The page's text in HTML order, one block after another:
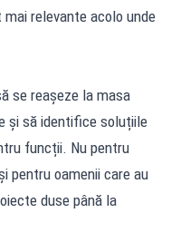
relevante acolo unde
se reașeze la masa
și să identifice soluțiile
funcții. Nu pentru
pentru oamenii care au
duse până la